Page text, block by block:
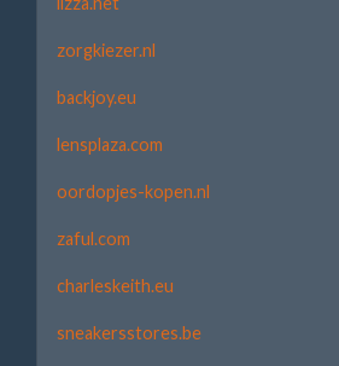
zorgkiezer.nl
backjoy.eu
lensplaza.com
oordopjes-kopen.nl
zaful.com
charleskeith.eu
sneakersstores.be